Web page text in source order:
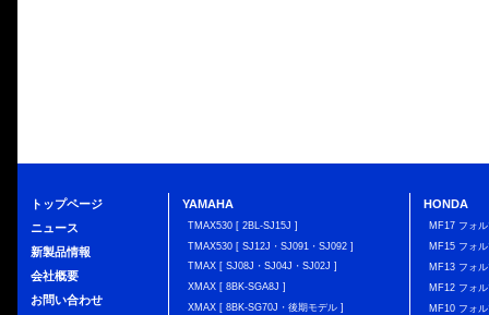
トップページ
ニュース
新製品情報
会社概要
お問い合わせ
YAMAHA
TMAX530 [ 2BL-SJ15J ]
TMAX530 [ SJ12J・SJ091・SJ092 ]
TMAX [ SJ08J・SJ04J・SJ02J ]
XMAX [ 8BK-SGA8J ]
XMAX [ 8BK-SG70J・後期モデル ]
HONDA
MF17 フォ
MF15 フォ
MF13 フォ
MF12 フォ
MF10 フォ